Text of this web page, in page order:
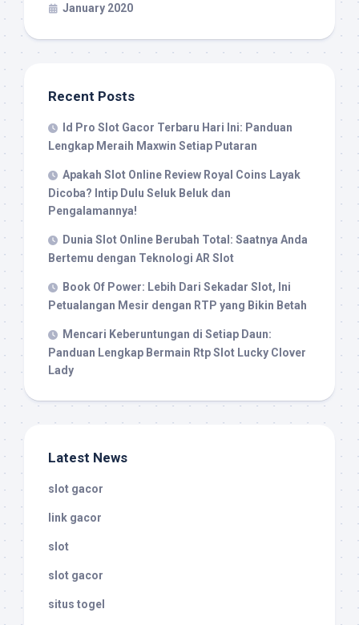
January 2020
Recent Posts
Id Pro Slot Gacor Terbaru Hari Ini: Panduan
Lengkap Meraih Maxwin Setiap Putaran
Apakah Slot Online Review Royal Coins Layak
Dicoba? Intip Dulu Seluk Beluk dan
Pengalamannya!
Dunia Slot Online Berubah Total: Saatnya Anda
Bertemu dengan Teknologi AR Slot
Book Of Power: Lebih Dari Sekadar Slot, Ini
Petualangan Mesir dengan RTP yang Bikin Betah
Mencari Keberuntungan di Setiap Daun:
Panduan Lengkap Bermain Rtp Slot Lucky Clover
Lady
Latest News
slot gacor
link gacor
slot
slot gacor
situs togel